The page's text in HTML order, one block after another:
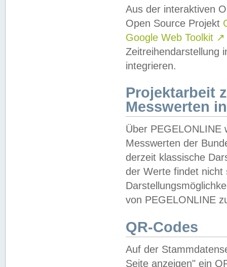
Aus der interaktiven
Open Source Projekt
Google Web Toolkit ↗
Zeitreihendarstellung
integrieren.
Projektarbeit
Messwerten
Über PEGELONLINE
Messwerten der
derzeit klassische
der Werte findet
von PEGELONLINE
QR-Codes
Auf der
Seite anzeigen" ein